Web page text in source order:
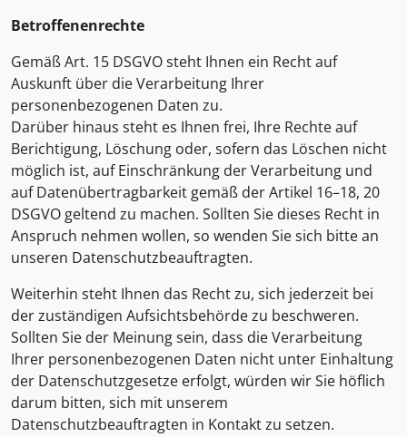
Betroffenenrechte
Gemäß Art. 15 DSGVO steht Ihnen ein Recht auf
Auskunft über die Verarbeitung Ihrer
personenbezogenen Daten zu.
Darüber hinaus steht es Ihnen frei, Ihre Rechte auf
Berichtigung, Löschung oder, sofern das Löschen nicht
möglich ist, auf Einschränkung der Verarbeitung und
auf Datenübertragbarkeit gemäß der Artikel 16–18, 20
DSGVO geltend zu machen. Sollten Sie dieses Recht in
Anspruch nehmen wollen, so wenden Sie sich bitte an
unseren Datenschutzbeauftragten.
Weiterhin steht Ihnen das Recht zu, sich jederzeit bei
der zuständigen Aufsichtsbehörde zu beschweren.
Sollten Sie der Meinung sein, dass die Verarbeitung
Ihrer personenbezogenen Daten nicht unter Einhaltung
der Datenschutzgesetze erfolgt, würden wir Sie höflich
darum bitten, sich mit unserem
Datenschutzbeauftragten in Kontakt zu setzen.